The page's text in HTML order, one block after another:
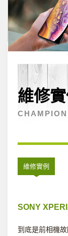
維修實
維修實例
SONY
到底是前相機